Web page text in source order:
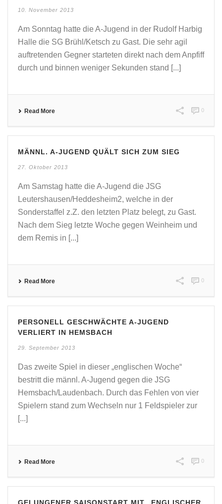
10. November 2013
Am Sonntag hatte die A-Jugend in der Rudolf Harbig
Halle die SG Brühl/Ketsch zu Gast. Die sehr agil
auftretenden Gegner starteten direkt nach dem Anpfiff
durch und binnen weniger Sekunden stand [...]
Read More 0
MÄNNL. A-JUGEND QUÄLT SICH ZUM SIEG
27. Oktober 2013
Am Samstag hatte die A-Jugend die JSG
Leutershausen/Heddesheim2, welche in der
Sonderstaffel z.Z. den letzten Platz belegt, zu Gast.
Nach dem Sieg letzte Woche gegen Weinheim und
dem Remis in [...]
Read More 0
PERSONELL GESCHWÄCHTE A-JUGEND
VERLIERT IN HEMSBACH
29. September 2013
Das zweite Spiel in dieser „englischen Woche“
bestritt die männl. A-Jugend gegen die JSG
Hemsbach/Laudenbach. Durch das Fehlen von vier
Spielern stand zum Wechseln nur 1 Feldspieler zur
[...]
Read More 0